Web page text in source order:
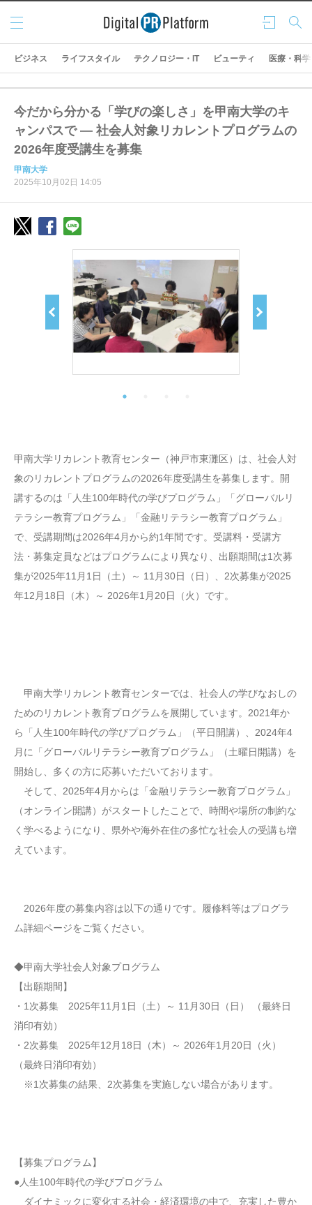
ログ
イン
検索
メニ
ュー
ビジネス ライフスタイル テクノロジー・IT ビューティ 医療・科学
今だから分かる「学びの楽しさ」を甲南大学のキ
ャンパスで ― 社会人対象リカレントプログラムの
2026年度受講生を募集
甲南大学
2025年10月02日 14:05
甲南大学リカレント教育センター（神戸市東灘区）は、社会人対
象のリカレントプログラムの2026年度受講生を募集します。開
講するのは「人生100年時代の学びプログラム」「グローバルリ
テラシー教育プログラム」「金融リテラシー教育プログラム」
で、受講期間は2026年4月から約1年間です。受講料・受講方
法・募集定員などはプログラムにより異なり、出願期間は1次募
集が2025年11月1日（土）～ 11月30日（日）、2次募集が2025
年12月18日（木）～ 2026年1月20日（火）です。
甲南大学リカレント教育センターでは、社会人の学びなおしの
ためのリカレント教育プログラムを展開しています。2021年か
ら「人生100年時代の学びプログラム」（平日開講）、2024年4
月に「グローバルリテラシー教育プログラム」（土曜日開講）を
開始し、多くの方に応募いただいております。
そして、2025年4月からは「金融リテラシー教育プログラム」
（オンライン開講）がスタートしたことで、時間や場所の制約な
く学べるようになり、県外や海外在住の多忙な社会人の受講も増
えています。
2026年度の募集内容は以下の通りです。履修料等はプログラ
ム詳細ページをご覧ください。
◆甲南大学社会人対象プログラム
【出願期間】
・1次募集 2025年11月1日（土）～ 11月30日（日） （最終日
消印有効）
・2次募集 2025年12月18日（木）～ 2026年1月20日（火）
（最終日消印有効）
※1次募集の結果、2次募集を実施しない場合があります。
【募集プログラム】
●人生100年時代の学びプログラム
ダイナミックに変化する社会・経済環境の中で、充実した豊か